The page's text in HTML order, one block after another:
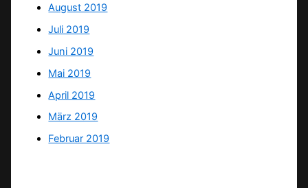
August 2019
Juli 2019
Juni 2019
Mai 2019
April 2019
März 2019
Februar 2019